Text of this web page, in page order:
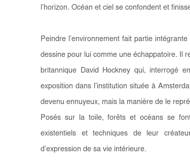
l’horizon. Océan et ciel se confondent et
Peindre l’environnement fait partie
dessine pour lui comme une échappatoire. Il
britannique David Hockney qui, interrogé
exposition dans l’institution située à
devenu ennuyeux, mais la manière de le
Posés sur la toile, forêts et océans se
existentiels et techniques de leur
d’expression de sa vie intérieure.